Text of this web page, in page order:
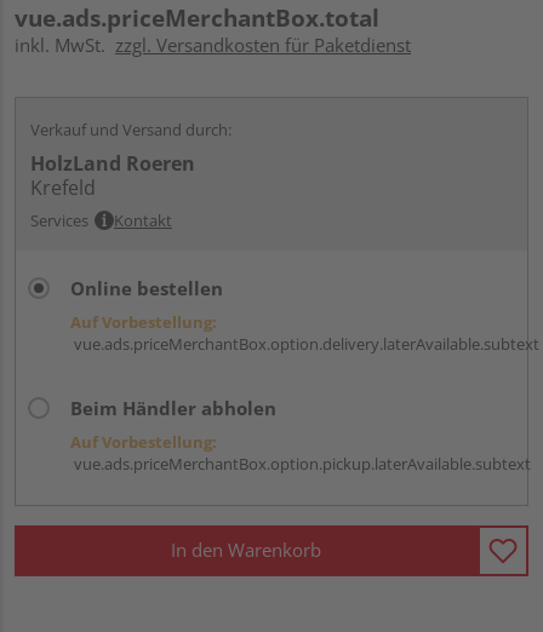
vue.ads.priceMerchantBox.total
inkl. MwSt. zzgl. Versandkosten für Paketdienst
Verkauf und Versand durch:
HolzLand Roeren
Krefeld
Services Kontakt
Online bestellen
Auf Vorbestellung:
vue.ads.priceMerchantBox.option.delivery.laterAvailable.subtext
Beim Händler abholen
Auf Vorbestellung:
vue.ads.priceMerchantBox.option.pickup.laterAvailable.subtext
In den Warenkorb